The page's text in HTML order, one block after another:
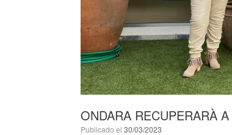
ONDARA RECUPERARÀ
Publicado el 30/03/2023